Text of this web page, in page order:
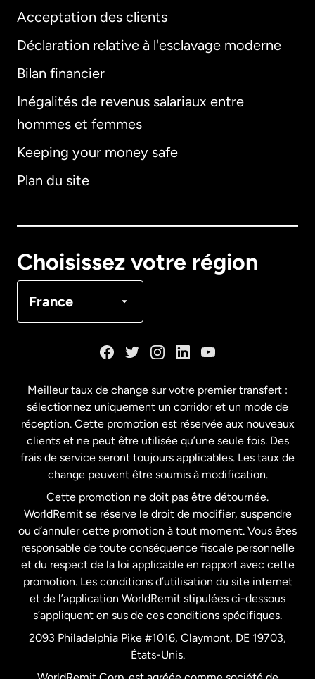
Acceptation des clients
Déclaration relative à l'esclavage moderne
Bilan financier
Inégalités de revenus salariaux entre
hommes et femmes
Keeping your money safe
Plan du site
Choisissez votre région
France
International
Allemagne
Français
États-Unis English
États-Unis Español
France
Malaisie
Nouvelle-Zélande
Pays-Bas
Meilleur taux de change sur votre premier transfert :
sélectionnez uniquement un corridor et un mode de
réception. Cette promotion est réservée aux nouveaux
clients et ne peut être utilisée qu’une seule fois. Des
frais de service seront toujours applicables. Les taux de
change peuvent être soumis à modification.
Cette promotion ne doit pas être détournée.
WorldRemit se réserve le droit de modifier, suspendre
ou d’annuler cette promotion à tout moment. Vous êtes
responsable de toute conséquence fiscale personnelle
et du respect de la loi applicable en rapport avec cette
promotion. Les conditions d’utilisation du site internet
et de l’application WorldRemit stipulées ci-dessous
s’appliquent en sus de ces conditions spécifiques.
2093 Philadelphia Pike #1016, Claymont, DE 19703,
États-Unis.